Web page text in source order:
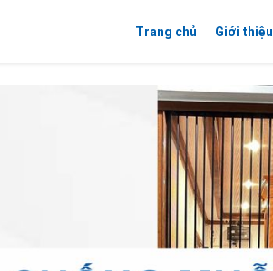
Trang chủ Giới thiệu